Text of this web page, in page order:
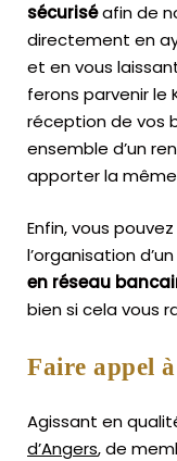
sécuriséafin de
directement en
et en vous
ferons parvenir le
réception de vos
ensemble d’un
apporter la
Enfin, vous
l’organisation d’un
en réseau
bien si cela vous
Faire appel
Agissant en
d’Angers, de